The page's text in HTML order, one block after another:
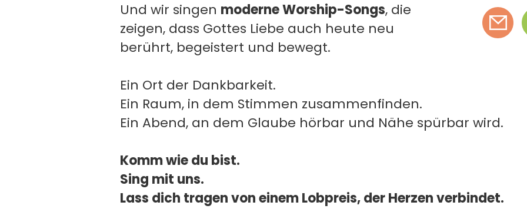
Und wir singen moderne Worship-Songs, die
zeigen, dass Gottes Liebe auch heute neu
berührt, begeistert und bewegt.
Ein Ort der Dankbarkeit.
Ein Raum, in dem Stimmen zusammenfinden.
Ein Abend, an dem Glaube hörbar und Nähe spürbar wird.
Komm wie du bist.
Sing mit uns.
Lass dich tragen von einem Lobpreis, der Herzen verbindet.